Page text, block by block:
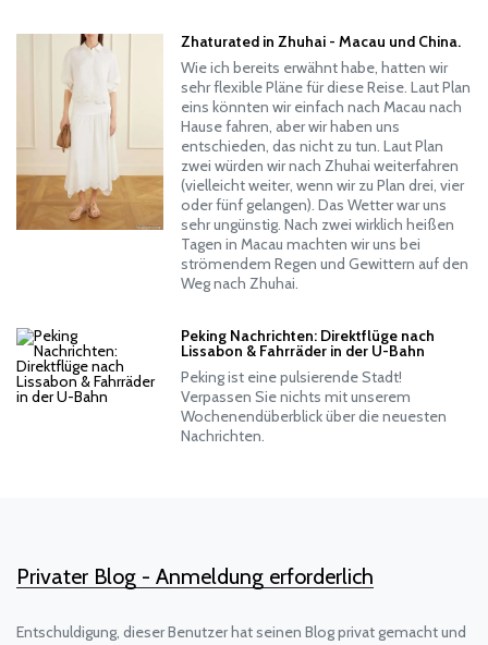
Zhaturated in Zhuhai - Macau und China.
Wie ich bereits erwähnt habe, hatten wir
sehr flexible Pläne für diese Reise. Laut Plan
eins könnten wir einfach nach Macau nach
Hause fahren, aber wir haben uns
entschieden, das nicht zu tun. Laut Plan
zwei würden wir nach Zhuhai weiterfahren
(vielleicht weiter, wenn wir zu Plan drei, vier
oder fünf gelangen). Das Wetter war uns
sehr ungünstig. Nach zwei wirklich heißen
Tagen in Macau machten wir uns bei
strömendem Regen und Gewittern auf den
Weg nach Zhuhai.
Peking Nachrichten: Direktflüge nach
Lissabon & Fahrräder in der U-Bahn
Peking ist eine pulsierende Stadt!
Verpassen Sie nichts mit unserem
Wochenendüberblick über die neuesten
Nachrichten.
Privater Blog - Anmeldung erforderlich
Entschuldigung, dieser Benutzer hat seinen Blog privat gemacht und